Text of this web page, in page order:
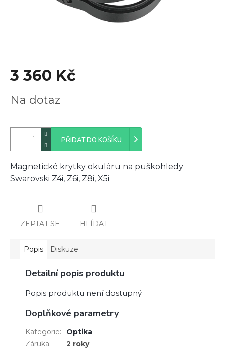
3 360 Kč
cena:
Na dotaz
PŘIDAT DO KOŠÍKU
Magnetické krytky okuláru na puškohledy
Swarovski Z4i, Z6i, Z8i, X5i
ZEPTAT SE HLÍDAT
Popis Diskuze
Detailní popis produktu
Popis produktu není dostupný
Doplňkové parametry
Kategorie:
Optika
Záruka: 2 roky